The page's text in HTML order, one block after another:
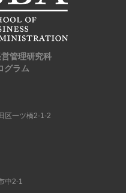
管理研究科
グラム
区一ツ橋2-1-2
中2-1